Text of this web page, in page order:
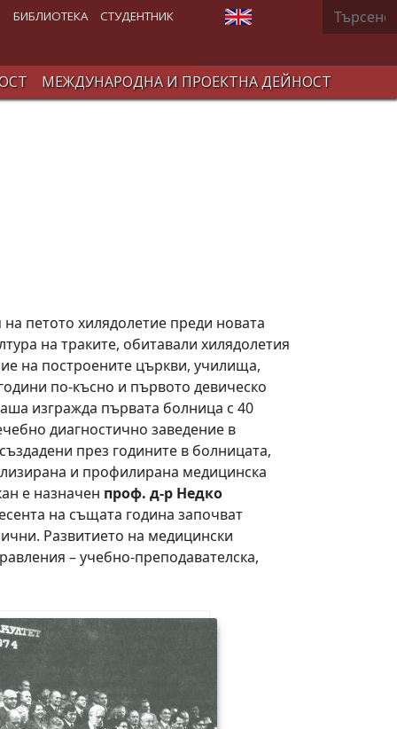
БИБЛИОТЕКА СТУДЕНТНИК Изберете език Търсене
МЕЖДУНАРОДНА И ПРОЕКТНА ДЕЙНОСТ
петото хилядолетие преди новата
на траките, обитавали хилядолетия
на построените църкви, училища,
по-късно и първото девическо
изгражда първата болница с 40
диагностично заведение в
през годините в болницата,
и профилирана медицинска
е назначен проф. д-р Недко
на същата година започват
Развитието на медицински
– учебно-преподавателска,